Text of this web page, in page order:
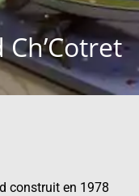
construit en 1978